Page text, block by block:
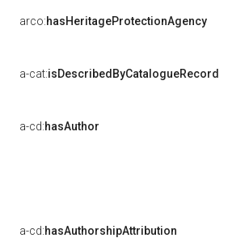
arco:hasHeritageProtectionAgency
a-cat:isDescribedByCatalogueRecord
a-cd:hasAuthor
a-cd:hasAuthorshipAttribution